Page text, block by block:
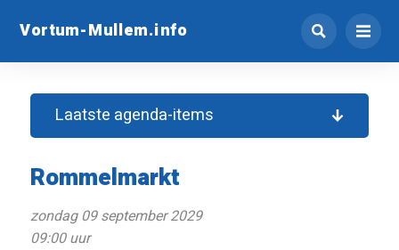
Vortum-Mullem.info
Rommelmarkt
zondag 09 september 2029
09:00 uur
Laatste agenda-items